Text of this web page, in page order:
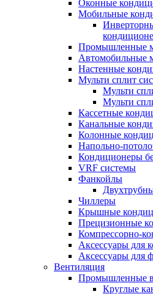
Оконные
Мобильные
Промышленные
Автомобильные
Настенные
Мульти сплит
Мульти
Мульти
Кассетные
Канальные
Колонные
Напольно-
Кондиционеры
VRF системы
Фанкойлы
Чиллеры
Крышные
Прецизионные
Компрессорно-
Аксессуары для
Аксессуары для
Вентиляция
Промышленные
Круглые